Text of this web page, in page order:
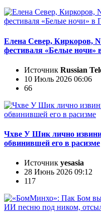
Елена Север, Киркоров,
фестиваля «Белые ночи»
Источник Russian
10 Июль 2026 06:06
66
Чхве У Шик лично
обвинившей его в расизме
Источник yesasia
28 Июнь 2026 09:12
117